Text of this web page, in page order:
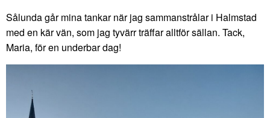
Sålunda går mina tankar när jag sammanstrålar i Halmstad
med en kär vän, som jag tyvärr träffar alltför sällan. Tack,
Maria, för en underbar dag!